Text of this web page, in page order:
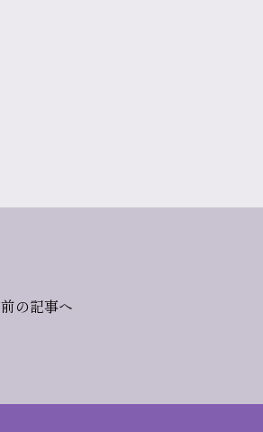
前の記事へ